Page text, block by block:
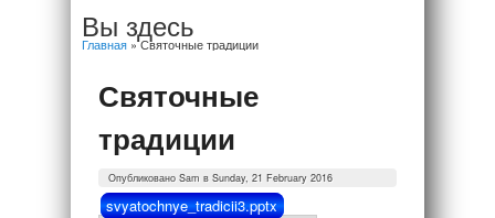
Вы здесь
Главная» Святочные традиции
Святочные
традиции
Опубликовано Sam в Sunday, 21 February 2016
svyatochnye_tradicii3.pptx